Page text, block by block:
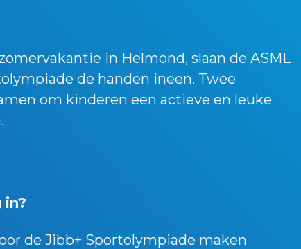
in Helmond, slaan de ASML
de handen ineen. Twee
om kinderen een actieve en leuke
in?
de Jibb+ Sportolympiade maken